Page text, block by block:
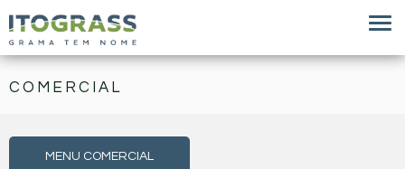
COMERCIAL
MENU COMERCIAL